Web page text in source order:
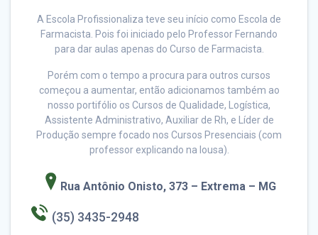
A Escola Profissionaliza teve seu início como Escola de
Farmacista. Pois foi iniciado pelo Professor Fernando
para dar aulas apenas do Curso de Farmacista.
Porém com o tempo a procura para outros cursos
começou a aumentar, então adicionamos também ao
nosso portifólio os Cursos de Qualidade, Logística,
Assistente Administrativo, Auxiliar de Rh, e Líder de
Produção sempre focado nos Cursos Presenciais (com
professor explicando na lousa).
Rua Antônio Onisto, 373 – Extrema – MG
(35) 3435-2948